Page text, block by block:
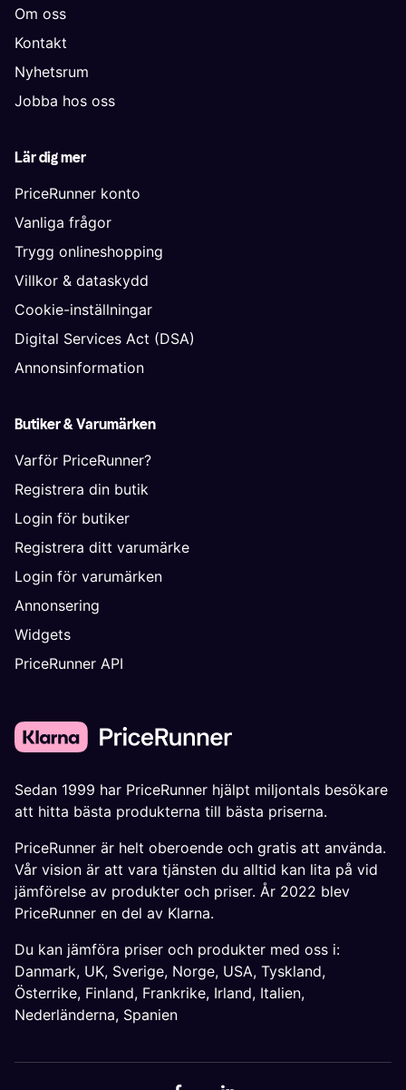
Om oss
Kontakt
Nyhetsrum
Jobba hos oss
Lär dig mer
PriceRunner konto
Vanliga frågor
Trygg onlineshopping
Villkor & dataskydd
Cookie-inställningar
Digital Services Act (DSA)
Annonsinformation
Butiker & Varumärken
Varför PriceRunner?
Registrera din butik
Login för butiker
Registrera ditt varumärke
Login för varumärken
Annonsering
Widgets
PriceRunner API
Sedan 1999 har PriceRunner hjälpt miljontals besökare
att hitta bästa produkterna till bästa priserna.
PriceRunner är helt oberoende och gratis att använda.
Vår vision är att vara tjänsten du alltid kan lita på vid
jämförelse av produkter och priser. År 2022 blev
PriceRunner en del av Klarna.
Du kan jämföra priser och produkter med oss i:
Danmark, UK, Sverige, Norge, USA, Tyskland,
Österrike, Finland, Frankrike, Irland, Italien,
Nederländerna, Spanien